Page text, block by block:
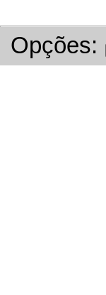
Opções: